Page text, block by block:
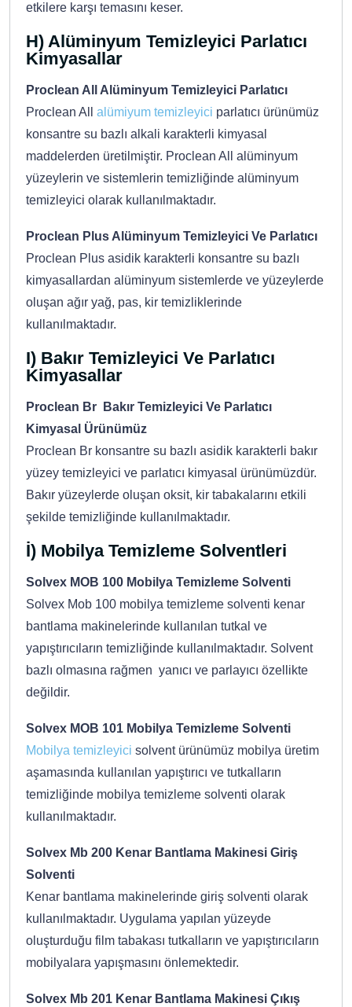
etkilere karşı temasını keser.
H) Alüminyum Temizleyici Parlatıcı
Kimyasallar
Proclean All Alüminyum Temizleyici Parlatıcı
Proclean All alümiyum temizleyici parlatıcı ürünümüz
konsantre su bazlı alkali karakterli kimyasal
maddelerden üretilmiştir. Proclean All alüminyum
yüzeylerin ve sistemlerin temizliğinde alüminyum
temizleyici olarak kullanılmaktadır.
Proclean Plus Alüminyum Temizleyici Ve Parlatıcı
Proclean Plus asidik karakterli konsantre su bazlı
kimyasallardan alüminyum sistemlerde ve yüzeylerde
oluşan ağır yağ, pas, kir temizliklerinde
kullanılmaktadır.
I) Bakır Temizleyici Ve Parlatıcı
Kimyasallar
Proclean Br Bakır Temizleyici Ve Parlatıcı
Kimyasal Ürünümüz
Proclean Br konsantre su bazlı asidik karakterli bakır
yüzey temizleyici ve parlatıcı kimyasal ürünümüzdür.
Bakır yüzeylerde oluşan oksit, kir tabakalarını etkili
şekilde temizliğinde kullanılmaktadır.
İ) Mobilya Temizleme Solventleri
Solvex MOB 100 Mobilya Temizleme Solventi
Solvex Mob 100 mobilya temizleme solventi kenar
bantlama makinelerinde kullanılan tutkal ve
yapıştırıcıların temizliğinde kullanılmaktadır. Solvent
bazlı olmasına rağmen yanıcı ve parlayıcı özellikte
değildir.
Solvex MOB 101 Mobilya Temizleme Solventi
Mobilya temizleyici solvent ürünümüz mobilya üretim
aşamasında kullanılan yapıştırıcı ve tutkalların
temizliğinde mobilya temizleme solventi olarak
kullanılmaktadır.
Solvex Mb 200 Kenar Bantlama Makinesi Giriş
Solventi
Kenar bantlama makinelerinde giriş solventi olarak
kullanılmaktadır. Uygulama yapılan yüzeyde
oluşturduğu film tabakası tutkalların ve yapıştırıcıların
mobilyalara yapışmasını önlemektedir.
Solvex Mb 201 Kenar Bantlama Makinesi Çıkış